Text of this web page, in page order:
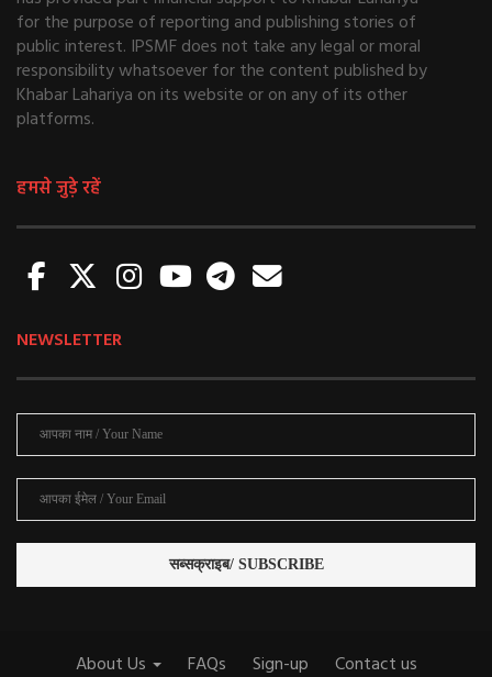
for the purpose of reporting and publishing stories of
public interest. IPSMF does not take any legal or moral
responsibility whatsoever for the content published by
Khabar Lahariya on its website or on any of its other
platforms.
हमसे जुड़े रहें
NEWSLETTER
About Us FAQs Sign-up
Contact us